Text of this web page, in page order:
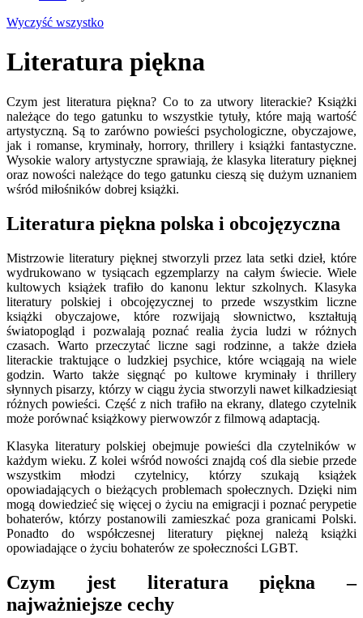
Wyczyść wszystko
Literatura piękna
Czym jest literatura piękna? Co to za utwory literackie? Książki
należące do tego gatunku to wszystkie tytuły, które mają wartość
artystyczną. Są to zarówno powieści psychologiczne, obyczajowe,
jak i romanse, kryminały, horrory, thrillery i książki fantastyczne.
Wysokie walory artystyczne sprawiają, że klasyka literatury pięknej
oraz nowości należące do tego gatunku cieszą się dużym uznaniem
wśród miłośników dobrej książki.
Literatura piękna polska i obcojęzyczna
Mistrzowie literatury pięknej stworzyli przez lata setki dzieł, które
wydrukowano w tysiącach egzemplarzy na całym świecie. Wiele
kultowych książek trafiło do kanonu lektur szkolnych. Klasyka
literatury polskiej i obcojęzycznej to przede wszystkim liczne
książki obyczajowe, które rozwijają słownictwo, kształtują
światopogląd i pozwalają poznać realia życia ludzi w różnych
czasach. Warto przeczytać liczne sagi rodzinne, a także dzieła
literackie traktujące o ludzkiej psychice, które wciągają na wiele
godzin. Warto także sięgnąć po kultowe kryminały i thrillery
słynnych pisarzy, którzy w ciągu życia stworzyli nawet kilkadziesiąt
różnych powieści. Część z nich trafiło na ekrany, dlatego czytelnik
może porównać książkowy pierwowzór z filmową adaptacją.
Klasyka literatury polskiej obejmuje powieści dla czytelników w
każdym wieku. Z kolei wśród nowości znajdą coś dla siebie przede
wszystkim młodzi czytelnicy, którzy szukają książek
opowiadających o bieżących problemach społecznych. Dzięki nim
mogą dowiedzieć się więcej o życiu na emigracji i poznać perypetie
bohaterów, którzy postanowili zamieszkać poza granicami Polski.
Ponadto do współczesnej literatury pięknej należą książki
opowiadające o życiu bohaterów ze społeczności LGBT.
Czym jest literatura piękna –
najważniejsze cechy